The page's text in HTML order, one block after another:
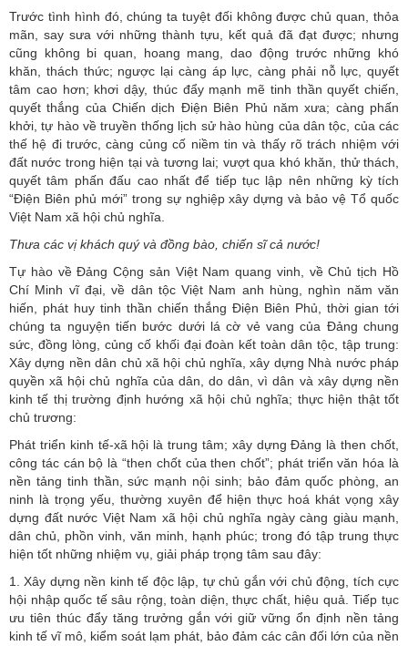
Trước tình hình đó, chúng ta tuyệt đối không được chủ quan, thỏa
mãn, say sưa với những thành tựu, kết quả đã đạt được; nhưng
cũng không bi quan, hoang mang, dao động trước những khó
khăn, thách thức; ngược lại càng áp lực, càng phải nỗ lực, quyết
tâm cao hơn; khơi dậy, thúc đẩy mạnh mẽ tinh thần quyết chiến,
quyết thắng của Chiến dịch Điện Biên Phủ năm xưa; càng phấn
khởi, tự hào về truyền thống lịch sử hào hùng của dân tộc, của các
thế hệ đi trước, càng củng cố niềm tin và thấy rõ trách nhiệm với
đất nước trong hiện tại và tương lai; vượt qua khó khăn, thử thách,
quyết tâm phấn đấu cao nhất để tiếp tục lập nên những kỳ tích
“Điện Biên phủ mới” trong sự nghiệp xây dựng và bảo vệ Tổ quốc
Việt Nam xã hội chủ nghĩa.
Thưa các vị khách quý và đồng bào, chiến sĩ cả nước!
Tự hào về Đảng Cộng sản Việt Nam quang vinh, về Chủ tịch Hồ
Chí Minh vĩ đại, về dân tộc Việt Nam anh hùng, nghìn năm văn
hiến, phát huy tinh thần chiến thắng Điện Biên Phủ, thời gian tới
chúng ta nguyện tiến bước dưới lá cờ vẻ vang của Đảng chung
sức, đồng lòng, củng cố khối đại đoàn kết toàn dân tộc, tập trung:
Xây dựng nền dân chủ xã hội chủ nghĩa, xây dựng Nhà nước pháp
quyền xã hội chủ nghĩa của dân, do dân, vì dân và xây dựng nền
kinh tế thị trường định hướng xã hội chủ nghĩa; thực hiện thật tốt
chủ trương:
Phát triển kinh tế-xã hội là trung tâm; xây dựng Đảng là then chốt,
công tác cán bộ là “then chốt của then chốt”; phát triển văn hóa là
nền tảng tinh thần, sức mạnh nội sinh; bảo đảm quốc phòng, an
ninh là trọng yếu, thường xuyên để hiện thực hoá khát vọng xây
dựng đất nước Việt Nam xã hội chủ nghĩa ngày càng giàu mạnh,
dân chủ, phồn vinh, văn minh, hạnh phúc; trong đó tập trung thực
hiện tốt những nhiệm vụ, giải pháp trọng tâm sau đây:
1. Xây dựng nền kinh tế độc lập, tự chủ gắn với chủ động, tích cực
hội nhập quốc tế sâu rộng, toàn diện, thực chất, hiệu quả. Tiếp tục
ưu tiên thúc đẩy tăng trưởng gắn với giữ vững ổn định nền tảng
kinh tế vĩ mô, kiểm soát lạm phát, bảo đảm các cân đối lớn của nền